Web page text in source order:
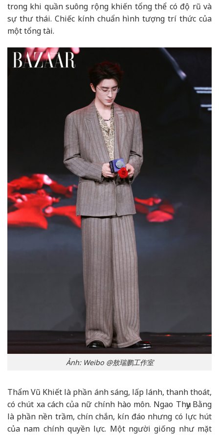
trong khi quần suông rộng khiến tổng thể có độ rũ và
sự thư thái. Chiếc kính chuẩn hình tượng trí thức của
một tổng tài.
Ảnh: Weibo @敖瑞鹏工作室
Thẩm Vũ Khiết là phần ánh sáng, lấp lánh, thanh thoát,
có chút xa cách của nữ chính hào môn. Ngao Thụy Bằng
là phần nền trầm, chín chắn, kín đáo nhưng có lực hút
của nam chính quyền lực. Một người giống như mặt